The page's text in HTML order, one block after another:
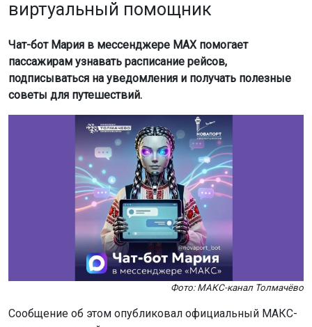
виртуальный помощник
Чат-бот Мария в мессенджере MAX помогает
пассажирам узнавать расписание рейсов,
подписываться на уведомления и получать полезные
советы для путешествий.
Фото: МАКС-канал Толмачёво
Сообщение об этом опубликовал официальный МАКС-